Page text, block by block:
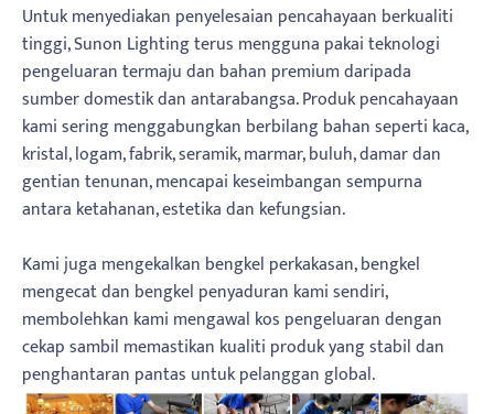
Untuk menyediakan penyelesaian pencahayaan berkualiti
tinggi, Sunon Lighting terus mengguna pakai teknologi
pengeluaran termaju dan bahan premium daripada
sumber domestik dan antarabangsa. Produk pencahayaan
kami sering menggabungkan berbilang bahan seperti kaca,
kristal, logam, fabrik, seramik, marmar, buluh, damar dan
gentian tenunan, mencapai keseimbangan sempurna
antara ketahanan, estetika dan kefungsian.
Kami juga mengekalkan bengkel perkakasan, bengkel
mengecat dan bengkel penyaduran kami sendiri,
membolehkan kami mengawal kos pengeluaran dengan
cekap sambil memastikan kualiti produk yang stabil dan
penghantaran pantas untuk pelanggan global.